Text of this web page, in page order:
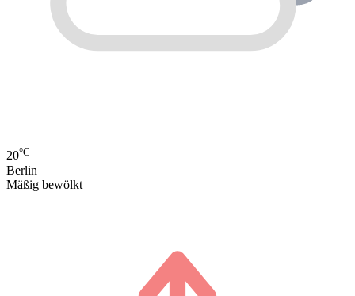
20°C
Berlin
Mäßig bewölkt